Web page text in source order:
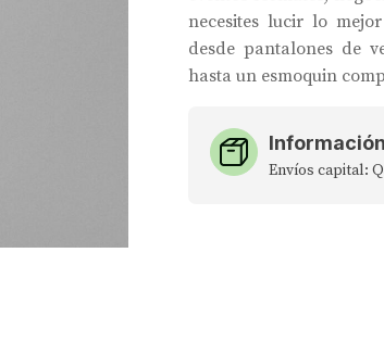
necesites lucir lo
desde pantalones de
hasta un esmoquin
Envíos capital: